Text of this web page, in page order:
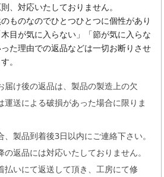
、対応いたしておりません。
ものなのでひとつひとつに個性があり
目が気に入らない」「節が気に入らな
た理由での返品などは一切お断りさせ
。
届け後の返品は、製品の製造上の欠
運送による破損があった場合に限りま
、製品到着後3日以内にご連絡下さい。
の返品には対応いたしておりません。
払いにて返送して頂き、工房にて修